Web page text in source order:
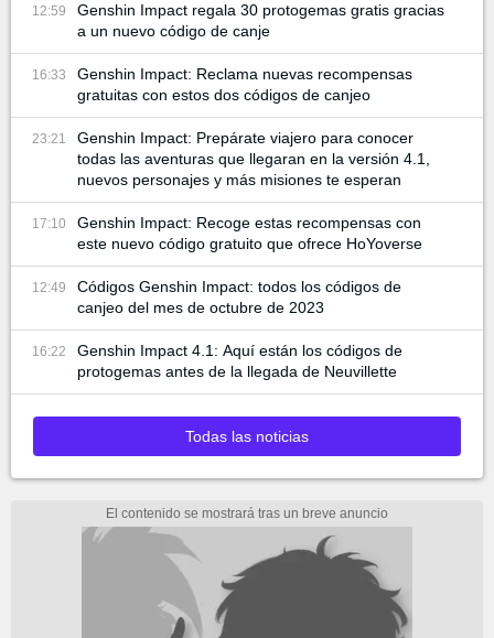
12:59
Genshin Impact regala 30 protogemas gratis gracias
a un nuevo código de canje
16:33
Genshin Impact: Reclama nuevas recompensas
gratuitas con estos dos códigos de canjeo
23:21
Genshin Impact: Prepárate viajero para conocer
todas las aventuras que llegaran en la versión 4.1,
nuevos personajes y más misiones te esperan
17:10
Genshin Impact: Recoge estas recompensas con
este nuevo código gratuito que ofrece HoYoverse
12:49
Códigos Genshin Impact: todos los códigos de
canjeo del mes de octubre de 2023
16:22
Genshin Impact 4.1: Aquí están los códigos de
protogemas antes de la llegada de Neuvillette
Todas las noticias